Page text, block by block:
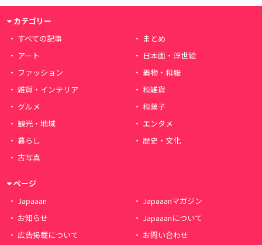
カテゴリー
すべての記事
まとめ
アート
日本画・浮世絵
ファッション
着物・和服
雑貨・インテリア
和雑貨
グルメ
和菓子
観光・地域
エンタメ
暮らし
歴史・文化
古写真
ページ
Japaaan
Japaaanマガジン
お知らせ
Japaaanについて
広告掲載について
お問い合わせ